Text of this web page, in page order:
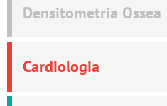
Densitometria Ossea
Cardiologia